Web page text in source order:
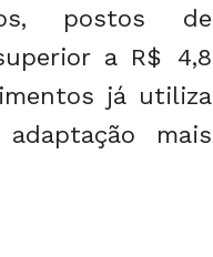
postos de
a R$ 4,8
já utiliza
mais